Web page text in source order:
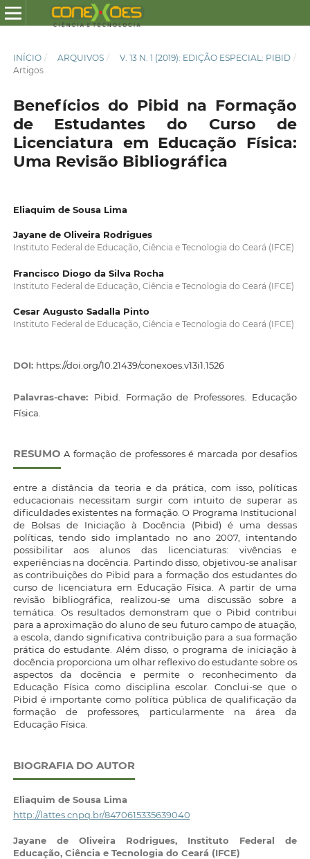
INÍCIO / ARQUIVOS / V. 13 N. 1 (2019): EDIÇÃO ESPECIAL: PIBID /
Artigos
Benefícios do Pibid na Formação
de Estudantes do Curso de
Licenciatura em Educação Física:
Uma Revisão Bibliográfica
Eliaquim de Sousa Lima
Jayane de Oliveira Rodrigues
Instituto Federal de Educação, Ciência e Tecnologia do Ceará (IFCE)
Francisco Diogo da Silva Rocha
Instituto Federal de Educação, Ciência e Tecnologia do Ceará (IFCE)
Cesar Augusto Sadalla Pinto
Instituto Federal de Educação, Ciência e Tecnologia do Ceará (IFCE)
DOI: https://doi.org/10.21439/conexoes.v13i1.1526
Palavras-chave: Pibid. Formação de Professores. Educação
Física.
RESUMO A formação de professores é marcada por desafios
entre a distância da teoria e da prática, com isso, políticas
educacionais necessitam surgir com intuito de superar as
dificuldades existentes na formação. O Programa Institucional
de Bolsas de Iniciação à Docência (Pibid) é uma dessas
políticas, tendo sido implantado no ano 2007, intentando
possibilitar aos alunos das licenciaturas: vivências e
experiências na docência. Partindo disso, objetivou-se analisar
as contribuições do Pibid para a formação dos estudantes do
curso de licenciatura em Educação Física. A partir de uma
revisão bibliográfica, realizou-se uma discussão sobre a
temática. Os resultados demonstram que o Pibid contribui
para a aproximação do aluno de seu futuro campo de atuação,
a escola, dando significativa contribuição para a sua formação
prática do estudante. Além disso, o programa de iniciação à
docência proporciona um olhar reflexivo do estudante sobre os
aspectos da docência e permite o reconhecimento da
Educação Física como disciplina escolar. Conclui-se que o
Pibid é importante como política pública de qualificação da
formação de professores, particularmente na área da
Educação Física.
BIOGRAFIA DO AUTOR
Eliaquim de Sousa Lima
http://lattes.cnpq.br/8470615335639040
Jayane de Oliveira Rodrigues, Instituto Federal de
Educação, Ciência e Tecnologia do Ceará (IFCE)